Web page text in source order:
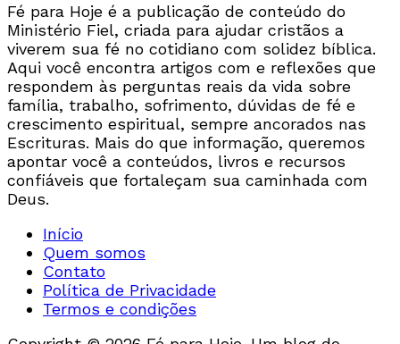
Fé para Hoje é a publicação de conteúdo do
Ministério Fiel, criada para ajudar cristãos a
viverem sua fé no cotidiano com solidez bíblica.
Aqui você encontra artigos com e reflexões que
respondem às perguntas reais da vida sobre
família, trabalho, sofrimento, dúvidas de fé e
crescimento espiritual, sempre ancorados nas
Escrituras. Mais do que informação, queremos
apontar você a conteúdos, livros e recursos
confiáveis que fortaleçam sua caminhada com
Deus.
Início
Quem somos
Contato
Política de Privacidade
Termos e condições